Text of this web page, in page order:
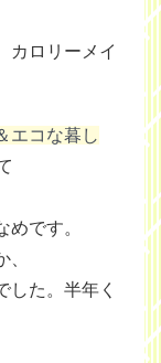
カロリーメイ
エコな暮し
です。
した。半年く